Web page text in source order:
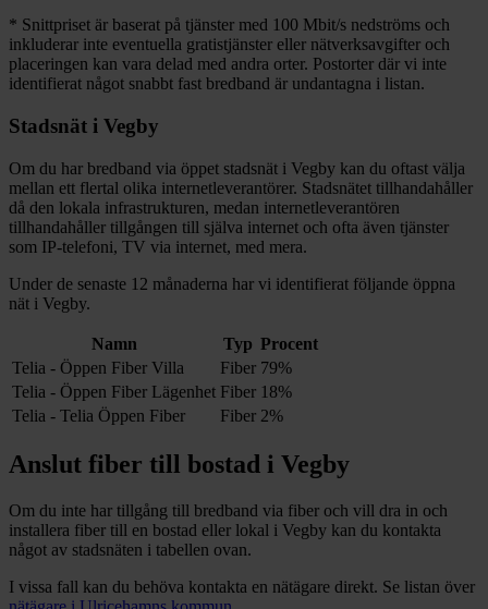
* Snittpriset är baserat på tjänster med 100 Mbit/s nedströms och
inkluderar inte eventuella gratistjänster eller nätverksavgifter och
placeringen kan vara delad med andra orter. Postorter där vi inte
identifierat något snabbt fast bredband är undantagna i listan.
Stadsnät i Vegby
Om du har bredband via öppet stadsnät i Vegby kan du oftast välja
mellan ett flertal olika internetleverantörer. Stadsnätet tillhandahåller
då den lokala infrastrukturen, medan internetleverantören
tillhandahåller tillgången till själva internet och ofta även tjänster
som IP-telefoni, TV via internet, med mera.
Under de senaste 12 månaderna har vi identifierat följande öppna
nät i Vegby.
Namn Typ Procent
Telia - Öppen Fiber Villa
Fiber 79%
Telia - Öppen Fiber Lägenhet Fiber 18%
Telia - Telia Öppen Fiber
Fiber 2%
Anslut fiber till bostad i Vegby
Om du inte har tillgång till bredband via fiber och vill dra in och
installera fiber till en bostad eller lokal i Vegby kan du kontakta
något av stadsnäten i tabellen ovan.
I vissa fall kan du behöva kontakta en nätägare direkt. Se listan över